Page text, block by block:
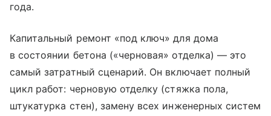
года.
Капитальный ремонт «под ключ» для дома
в состоянии бетона («черновая» отделка) — это
самый затратный сценарий. Он включает полный
цикл работ: черновую отделку (стяжка пола,
штукатурка стен), замену всех инженерных систем